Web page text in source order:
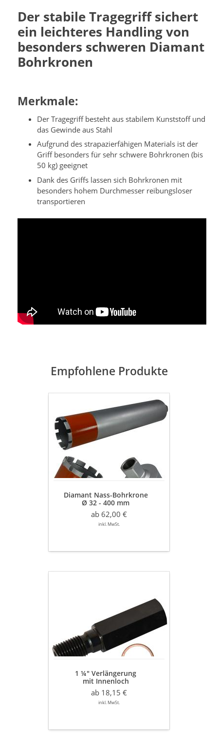
Der stabile Tragegriff sichert
ein leichteres Handling von
besonders schweren Diamant
Bohrkronen
Merkmale:
Der Tragegriff besteht aus stabilem Kunststoff und
das Gewinde aus Stahl
Aufgrund des strapazierfähigen Materials ist der
Griff besonders für sehr schwere Bohrkronen (bis
50 kg) geeignet
Dank des Griffs lassen sich Bohrkronen mit
besonders hohem Durchmesser reibungsloser
transportieren
Empfohlene Produkte
Bohrkrone
Ø
32
400
mm
NL
mm
"Der
Diamant Nass-Bohrkrone
Ø 32 - 400 mm
NL 300 mm - 450 mm
Typ Matrix "Der Problemlöser"
ab 62,00 €
inkl. MwSt.
-
500
1 ¼″ Verlängerung
mit Innenloch
Nutzlänge 100 - 500 mm
ab 18,15 €
inkl. MwSt.